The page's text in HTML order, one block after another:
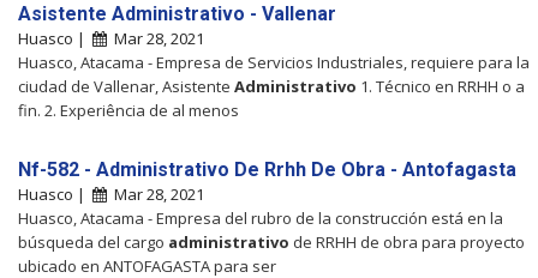
Asistente Administrativo - Vallenar
Huasco |
Mar 28, 2021
Huasco, Atacama - Empresa de Servicios Industriales, requiere para la
ciudad de Vallenar, Asistente Administrativo 1. Técnico en RRHH o a
fin. 2. Experiência de al menos
Nf-582 - Administrativo De Rrhh De Obra - Antofagasta
Huasco |
Mar 28, 2021
Huasco, Atacama - Empresa del rubro de la construcción está en la
búsqueda del cargo administrativo de RRHH de obra para proyecto
ubicado en ANTOFAGASTA para ser